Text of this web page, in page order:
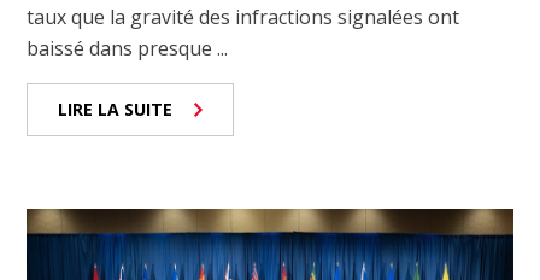
taux que la gravité des infractions signalées ont
baissé dans presque ...
LIRE LA SUITE